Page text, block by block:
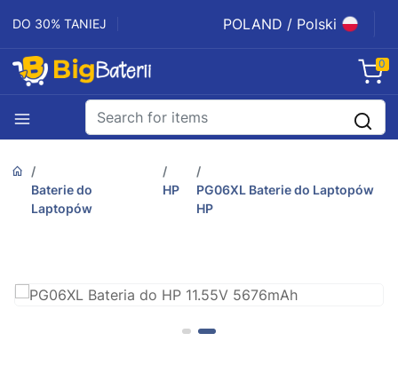
DO 30% TANIEJ POLAND / Polski
0
Baterie do
Laptopów
HP
PG06XL Baterie do Laptopów
HP